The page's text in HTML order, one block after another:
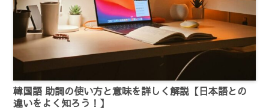
韓国語 助詞の使い方と意味を詳しく解説【日本語との
違いをよく知ろう！】